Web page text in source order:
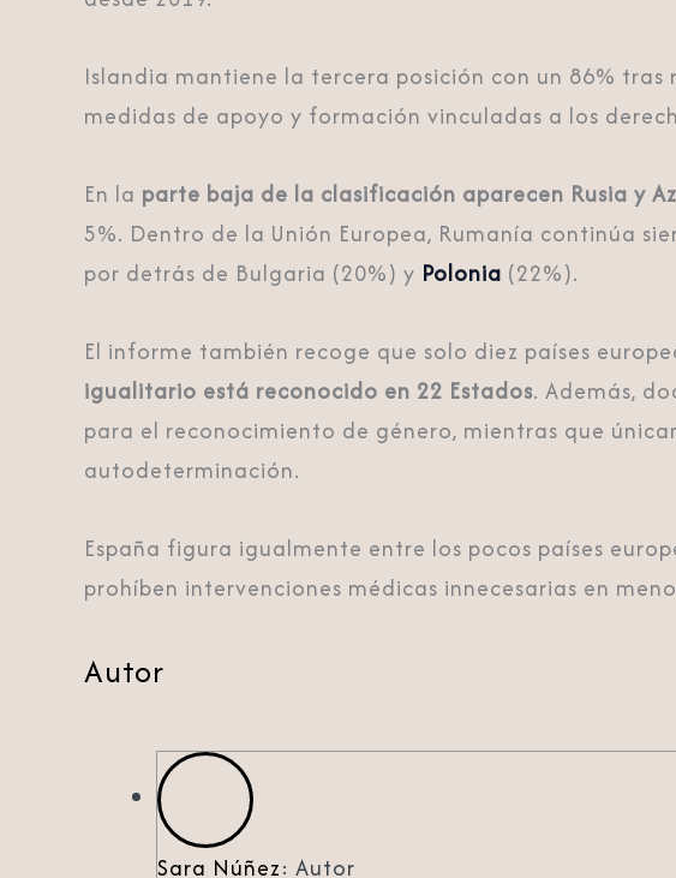
Islandia mantiene la tercera posición con un 86% tras
medidas de apoyo y formación vinculadas a los
En la parte baja de la clasificación aparecen Rusia y
5%. Dentro de la Unión Europea, Rumanía continúa
por detrás de Bulgaria (20%) y Polonia (22%).
El informe también recoge que solo diez países
igualitario está reconocido en 22 Estados. Además,
para el reconocimiento de género, mientras que
autodeterminación.
España figura igualmente entre los pocos países
prohíben intervenciones médicas innecesarias en
Autor
Sara Núñez: Autor